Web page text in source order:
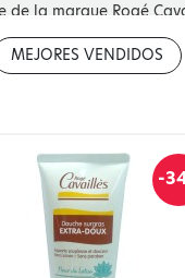
la marque Rogé
qui devient la
la célèbre
Rogé Cavailles est
de respect cutané
pour le confort
MEJORES VENDIDOS
-